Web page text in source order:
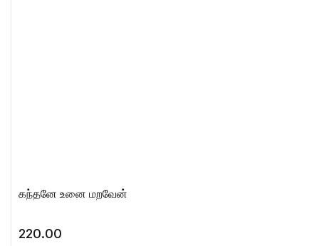
கந்தனே உனை மறவேன்
220.00